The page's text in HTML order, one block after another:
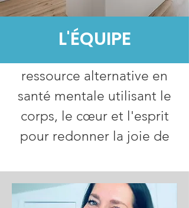
Notre approche
ressource alternative en
santé mentale utilisant le
corps, le cœur et l'esprit
pour redonner la joie de
Maison Vivre utilise la
L'ÉQUIPE